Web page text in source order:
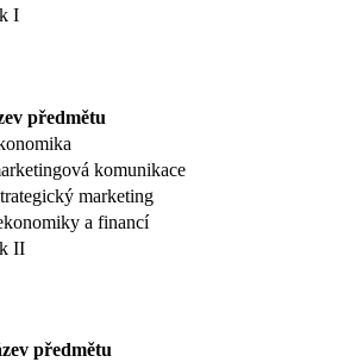
I
předmětu
komunikace
marketing
a financí
II
předmětu